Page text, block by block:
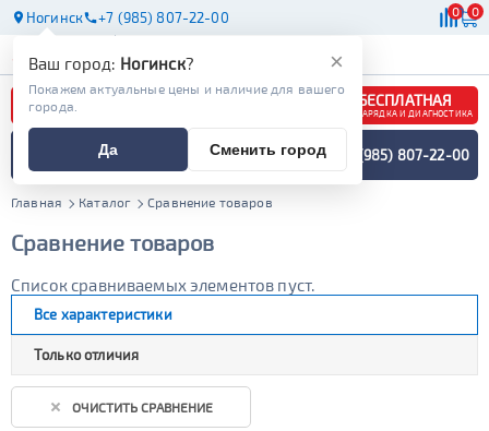
Ногинск +7 (985) 807-22-00 0 0
АКБ
БЕСПЛАТНАЯ
ЗАРЯДКА И ДИАГНОСТИКА
ПОДБОР АККУМУЛЯТОРА
СПЕЦИАЛИСТОМ +7 (985) 807-22-00
Главная Каталог Сравнение товаров
Сравнение товаров
Список сравниваемых элементов пуст.
Все характеристики
Только отличия
ОЧИСТИТЬ СРАВНЕНИЕ
×
Ваш город: Ногинск?
Покажем актуальные цены и наличие для вашего
города.
Да Сменить город